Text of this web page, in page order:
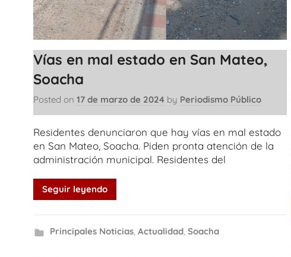
Vías en mal estado en San Mateo,
Soacha
Posted on 17 de marzo de 2024 by Periodismo Público
Residentes denunciaron que hay vías en mal estado
en San Mateo, Soacha. Piden pronta atención de la
administración municipal. Residentes del
Seguir leyendo
Principales Noticias, Actualidad, Soacha